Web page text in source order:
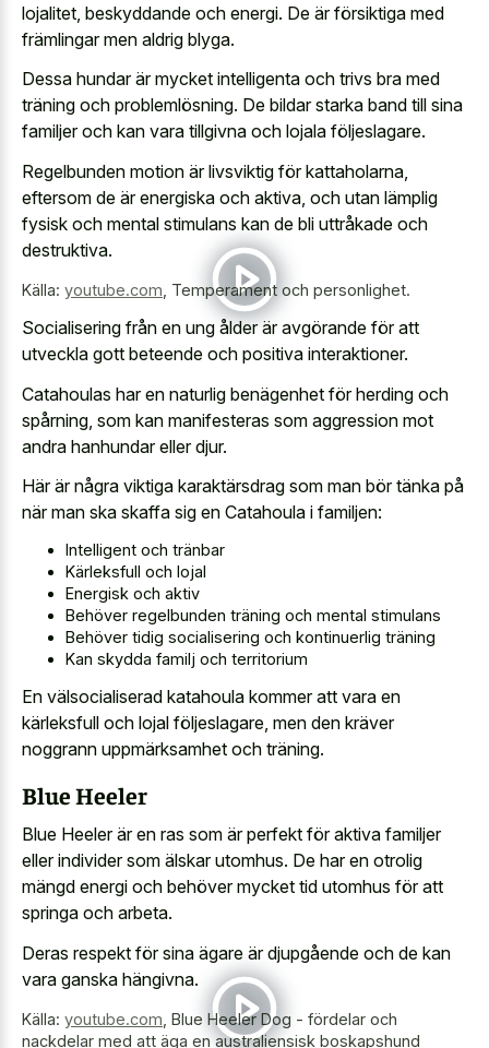
lojalitet, beskyddande och energi. De är försiktiga med
främlingar men aldrig blyga.
Dessa hundar är mycket intelligenta och trivs bra med
träning och problemlösning. De bildar starka band till sina
familjer och kan vara tillgivna och lojala följeslagare.
Regelbunden motion är livsviktig för kattaholarna,
eftersom de är energiska och aktiva, och utan lämplig
fysisk och mental stimulans kan de bli uttråkade och
destruktiva.
Källa: youtube.com Temperament och personlighet.
Socialisering från en ung ålder är avgörande för att
utveckla gott beteende och positiva interaktioner.
Catahoulas har en naturlig benägenhet för herding och
spårning, som kan manifesteras som aggression mot
andra hanhundar eller djur.
Här är några viktiga karaktärsdrag som man bör tänka på
när man ska skaffa sig en Catahoula i familjen:
Intelligent och tränbar
Kärleksfull och lojal
Energisk och aktiv
Behöver regelbunden träning och mental stimulans
Behöver tidig socialisering och kontinuerlig träning
Kan skydda familj och territorium
En välsocialiserad katahoula kommer att vara en
kärleksfull och lojal följeslagare, men den kräver
noggrann uppmärksamhet och träning.
Blue Heeler
Blue Heeler är en ras som är perfekt för aktiva familjer
eller individer som älskar utomhus. De har en otrolig
mängd energi och behöver mycket tid utomhus för att
springa och arbeta.
Deras respekt för sina ägare är djupgående och de kan
vara ganska hängivna.
Källa: youtube.com Blue Heeler Dog - fördelar och
nackdelar med att äga en australiensisk boskapshund